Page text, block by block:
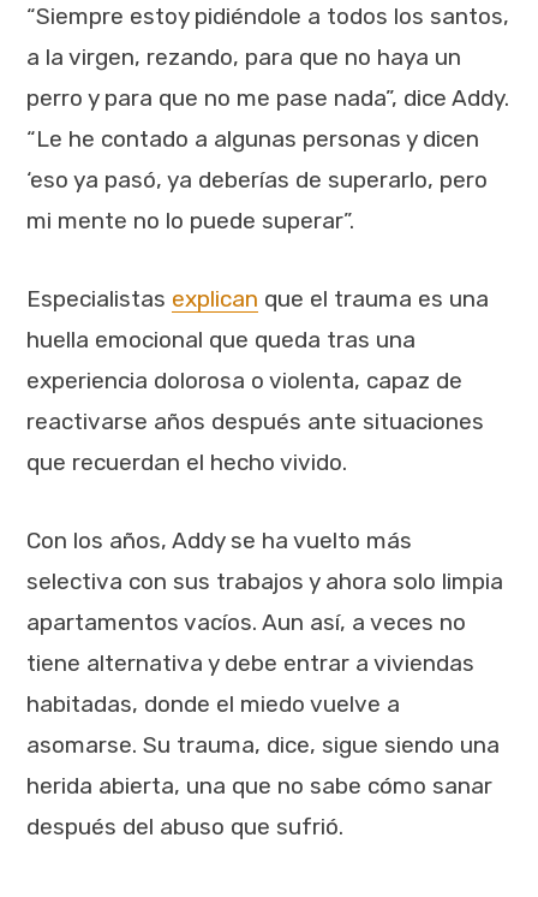
“Siempre estoy pidiéndole a todos los santos,
a la virgen, rezando, para que no haya un
perro y para que no me pase nada”, dice Addy.
“Le he contado a algunas personas y dicen
‘eso ya pasó, ya deberías de superarlo, pero
mi mente no lo puede superar”.
Especialistas explican que el trauma es una
huella emocional que queda tras una
experiencia dolorosa o violenta, capaz de
reactivarse años después ante situaciones
que recuerdan el hecho vivido.
Con los años, Addy se ha vuelto más
selectiva con sus trabajos y ahora solo limpia
apartamentos vacíos. Aun así, a veces no
tiene alternativa y debe entrar a viviendas
habitadas, donde el miedo vuelve a
asomarse. Su trauma, dice, sigue siendo una
herida abierta, una que no sabe cómo sanar
después del abuso que sufrió.